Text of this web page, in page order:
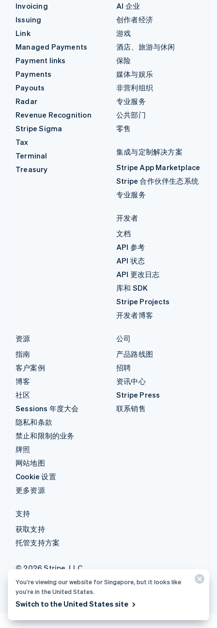
Invoicing
Issuing
Link
Managed Payments
Payment links
Payments
Payouts
Radar
Revenue Recognition
Stripe Sigma
Tax
Terminal
Treasury
AI 企业
创作者经济
游戏
酒店、旅游与休闲
保险
媒体与娱乐
非营利组织
专业服务
公共部门
零售
集成与定制解决方案
Stripe App Marketplace
Stripe 合作伙伴生态系统
专业服务
开发者
文档
API 参考
API 状态
API 更改日志
库和 SDK
Stripe Projects
开发者博客
资源
指南
客户案例
博客
社区
Sessions 年度大会
隐私和条款
禁止和限制的业务
牌照
网站地图
Cookie 设置
更多资源
公司
产品路线图
招聘
资讯中心
Stripe Press
联系销售
支持
获取支持
托管支持方案
© 2026 Stripe, LLC
You’re viewing our website for Singapore, but it looks like
you’re in the United States.
Switch to the United States site